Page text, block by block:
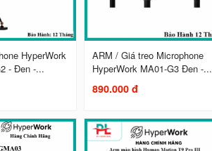
HyperWork
- Đen -...
ARM / Giá treo Microphone
HyperWork MA01-G3 Đen -...
890.000 đ